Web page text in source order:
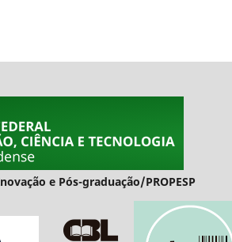
e Pós-graduação/PROPESP